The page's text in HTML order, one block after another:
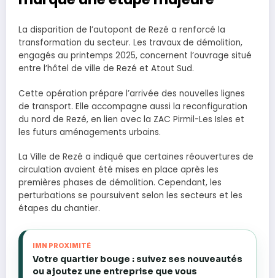
La disparition de l’autopont de Rezé a renforcé la
transformation du secteur. Les travaux de démolition,
engagés au printemps 2025, concernent l’ouvrage situé
entre l’hôtel de ville de Rezé et Atout Sud.
Cette opération prépare l’arrivée des nouvelles lignes
de transport. Elle accompagne aussi la reconfiguration
du nord de Rezé, en lien avec la ZAC Pirmil-Les Isles et
les futurs aménagements urbains.
La Ville de Rezé a indiqué que certaines réouvertures de
circulation avaient été mises en place après les
premières phases de démolition. Cependant, les
perturbations se poursuivent selon les secteurs et les
étapes du chantier.
IMN PROXIMITÉ
Votre quartier bouge : suivez ses nouveautés
ou ajoutez une entreprise que vous